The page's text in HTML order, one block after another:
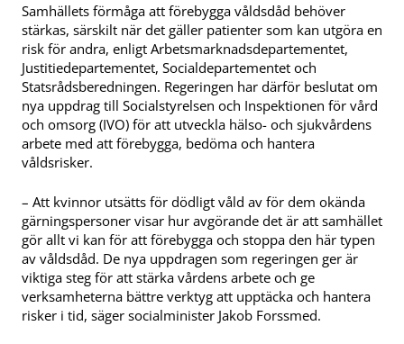
Samhällets förmåga att förebygga våldsdåd behöver
stärkas, särskilt när det gäller patienter som kan utgöra en
risk för andra, enligt Arbetsmarknadsdepartementet,
Justitiedepartementet, Socialdepartementet och
Statsrådsberedningen. Regeringen har därför beslutat om
nya uppdrag till Socialstyrelsen och Inspektionen för vård
och omsorg (IVO) för att utveckla hälso- och sjukvårdens
arbete med att förebygga, bedöma och hantera
våldsrisker.
– Att kvinnor utsätts för dödligt våld av för dem okända
gärningspersoner visar hur avgörande det är att samhället
gör allt vi kan för att förebygga och stoppa den här typen
av våldsdåd. De nya uppdragen som regeringen ger är
viktiga steg för att stärka vårdens arbete och ge
verksamheterna bättre verktyg att upptäcka och hantera
risker i tid, säger socialminister Jakob Forssmed.